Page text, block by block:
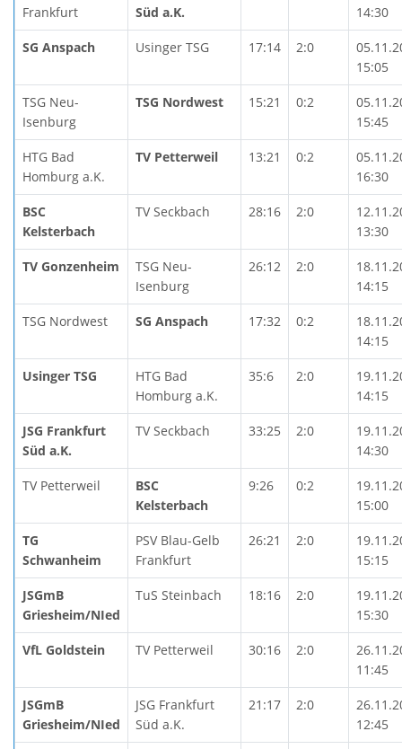
Frankfurt
Süd a.K.
14:30
SG Anspach Usinger TSG 17:14 2:0
15:05
TSG Neu-
Isenburg
TSG Nordwest 15:21 0:2
15:45
HTG Bad
Homburg a.K.
TV Petterweil 13:21 0:2
16:30
BSC
Kelsterbach
TV Seckbach 28:16 2:0
13:30
TV Gonzenheim
TSG Neu-
Isenburg
26:12 2:0
14:15
TSG Nordwest SG Anspach 17:32 0:2
14:15
Usinger TSG
HTG Bad
Homburg a.K.
35:6 2:0
14:15
JSG Frankfurt
Süd a.K.
TV Seckbach 33:25 2:0
14:30
TV Petterweil
BSC
Kelsterbach
9:26 0:2
15:00
TG
Schwanheim
PSV Blau-Gelb
Frankfurt
26:21 2:0
15:15
JSGmB
Griesheim/NIed
TuS Steinbach 18:16 2:0
15:30
VfL Goldstein TV Petterweil 30:16 2:0
11:45
JSGmB
Griesheim/NIed
JSG Frankfurt
Süd a.K.
21:17 2:0
12:45